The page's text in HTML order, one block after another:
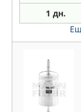
1 дн.